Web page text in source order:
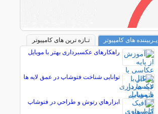
پـربیننده های کامپیوتر
تـازه ترین های کامپیوتر
راهکارهای عکسبرداری بهتر با موبایل
توانایی شناخت فتوشاپ در عمق لایه ها
ابزارهاي رتوش و طراحي در فتوشاپ